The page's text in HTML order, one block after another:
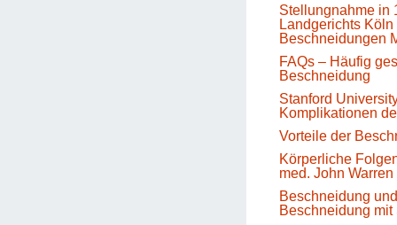
Stellungnahme in
Landgerichts
Beschneidungen
FAQs – Häufig
Beschneidung
Stanford
Komplikationen
Vorteile der
Körperliche
med. John Warren
Beschneidung
Beschneidung